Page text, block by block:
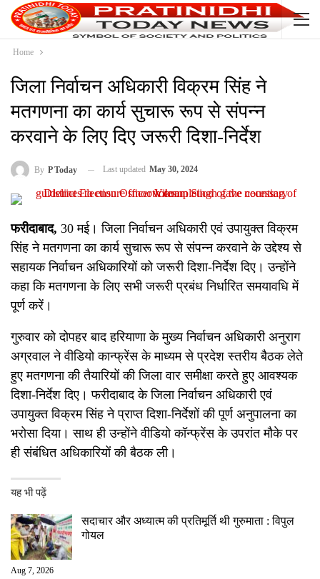
Home
जिला निर्वाचन अधिकारी विक्रम सिंह ने
मतगणना का कार्य सुचारू रूप से संपन्न
करवाने के लिए दिए जरूरी दिशा-निर्देश
By P Today Last updated May 30, 2024
फरीदाबाद, 30 मई। जिला निर्वाचन अधिकारी एवं उपायुक्त विक्रम
सिंह ने मतगणना का कार्य सुचारू रूप से संपन्न करवाने के उद्देश्य से
सहायक निर्वाचन अधिकारियों को जरूरी दिशा-निर्देश दिए। उन्होंने
कहा कि मतगणना के लिए सभी जरूरी प्रबंध निर्धारित समयावधि में
पूर्ण करें।
गुरुवार को दोपहर बाद हरियाणा के मुख्य निर्वाचन अधिकारी अनुराग
अग्रवाल ने वीडियो कान्फ्रेंस के माध्यम से प्रदेश स्तरीय बैठक लेते
हुए मतगणना की तैयारियों की जिला वार समीक्षा करते हुए आवश्यक
दिशा-निर्देश दिए। फरीदाबाद के जिला निर्वाचन अधिकारी एवं
उपायुक्त विक्रम सिंह ने प्राप्त दिशा-निर्देशों की पूर्ण अनुपालना का
भरोसा दिया। साथ ही उन्होंने वीडियो कॉन्फ्रेंस के उपरांत मौके पर
ही संबंधित अधिकारियों की बैठक ली।
यह भी पढ़ें
सदाचार और अध्यात्म की प्रतिमूर्ति थी गुरुमाता : विपुल
गोयल
Aug 7, 2026